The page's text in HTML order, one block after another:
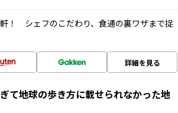
！ シェフのこだわり、食通の裏ワザまで捉
詳細を見る
て地球の歩き方に載せられなかった地